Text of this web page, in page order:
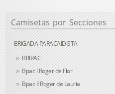
Camisetas por Secciones
BRIGADA PARACAIDISTA
BRIPAC
Bpac I Roger de Flor
Bpac II Roger de Lauria